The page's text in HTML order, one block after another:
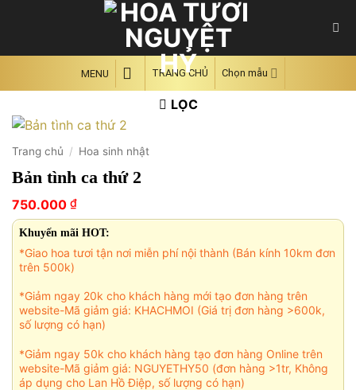
MENU TRANG CHỦ Chọn mẫu
LỌC
Trang chủ / Hoa sinh nhật
Bản tình ca thứ 2
750.000 ₫
Khuyến mãi HOT:
*Giao hoa tươi tận nơi miễn phí nội thành (Bán kính 10km đơn
trên 500k)
*Giảm ngay 20k cho khách hàng mới tạo đơn hàng trên
website-Mã giảm giá: KHACHMOI (Giá trị đơn hàng >600k,
số lượng có hạn)
*Giảm ngay 50k cho khách hàng tạo đơn hàng Online trên
website-Mã giảm giá: NGUYETHY50 (đơn hàng >1tr, Không
áp dụng cho Lan Hồ Điệp, số lượng có hạn)